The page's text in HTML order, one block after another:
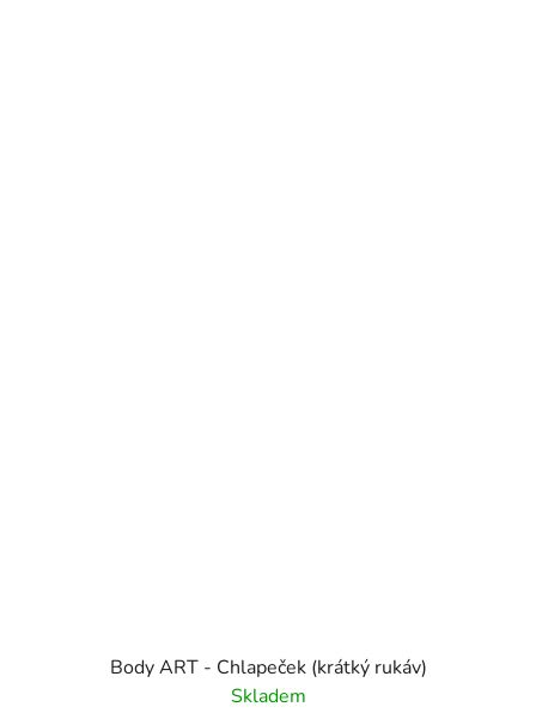
Body ART - Chlapeček (krátký rukáv)
Skladem